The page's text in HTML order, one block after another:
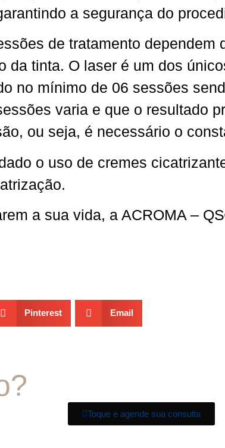
a segurança do
de tratamento
da tinta. O laser é um dos
no mínimo de 06 sessões
varia e que o resultado
ou seja, é necessário o
o uso de cremes
a sua vida, a ACROMA –
Pinterest Email
Toque e agende sua consulta